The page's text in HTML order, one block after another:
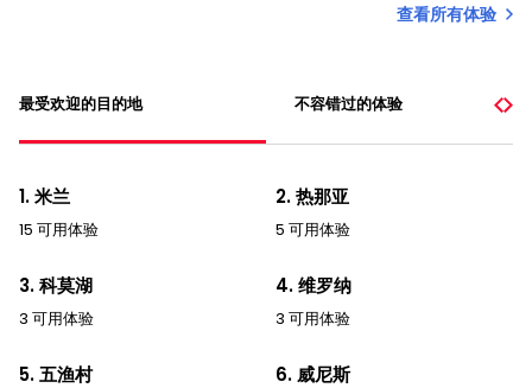
查看所有体验
最受欢迎的目的地 不容错过的体验
1. 米兰
15 可用体验
2. 热那亚
5 可用体验
3. 科莫湖
3 可用体验
4. 维罗纳
3 可用体验
5. 五渔村 6. 威尼斯